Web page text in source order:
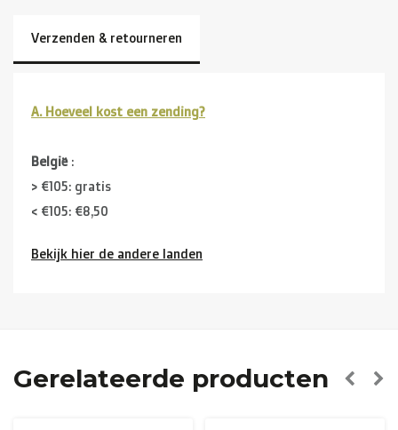
Verzenden & retourneren
A. Hoeveel kost een zending?
België :
> €105: gratis
< €105: €8,50
Buurlanden(Duitsland, Luxemburg, Frankrijk ):
Bekijk hier de andere landen
Gerelateerde producten